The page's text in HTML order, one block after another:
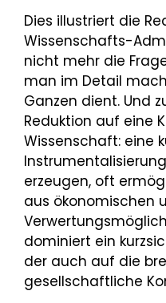
Dies illustriert die
Wissenschafts-
nicht mehr die
man im Detail
Ganzen dient. Und
Reduktion auf eine
Wissenschaft: eine
erzeugen, oft
aus ökonomischen
dominiert ein
der auch auf die
gesellschaftliche